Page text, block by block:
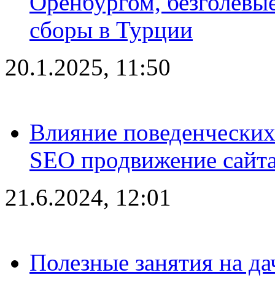
сборы в Турции
20.1.2025, 11:50
Влияние
SEO продвижение
21.6.2024, 12:01
Полезные занятия на